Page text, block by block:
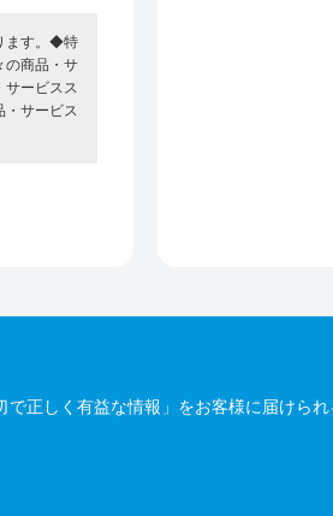
ます。◆特
の商品・サ
サービスス
・サービス
正しく有益な情報」をお客様に届けられ